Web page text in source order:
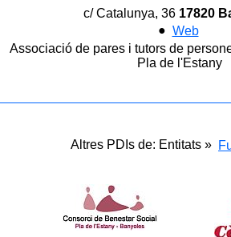
c/ Catalunya, 36 17820
● Web
Associació de pares i tutors de
Pla de l'Estany
Altres PDIs de: Entitats »